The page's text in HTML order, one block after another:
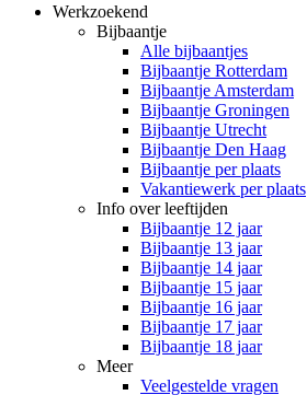
Werkzoekend
Bijbaantje
Alle bijbaantjes
Bijbaantje Rotterdam
Bijbaantje Amsterdam
Bijbaantje Groningen
Bijbaantje Utrecht
Bijbaantje Den Haag
Bijbaantje per plaats
Vakantiewerk per plaats
Info over leeftijden
Bijbaantje 12 jaar
Bijbaantje 13 jaar
Bijbaantje 14 jaar
Bijbaantje 15 jaar
Bijbaantje 16 jaar
Bijbaantje 17 jaar
Bijbaantje 18 jaar
Meer
Veelgestelde vragen